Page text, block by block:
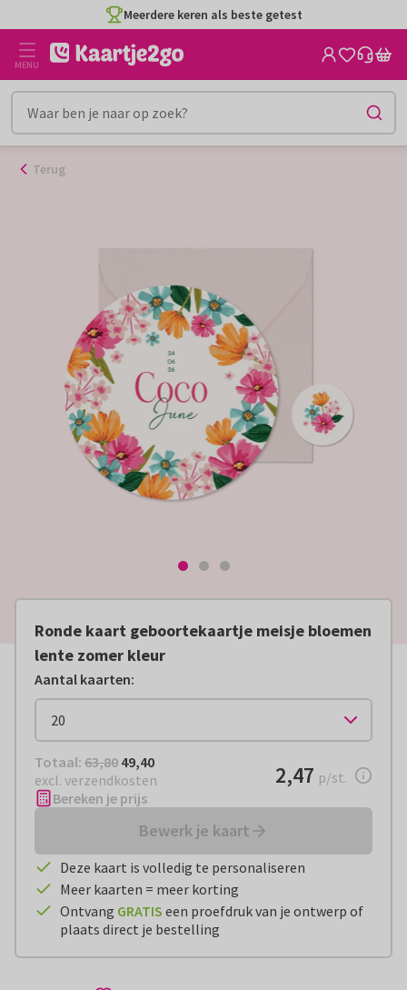
naar
inhoud
Meerdere keren als beste getest
MENU
Terug
Ronde kaart geboortekaartje meisje bloemen
lente zomer kleur
Aantal kaarten:
Totaal: € 49,40
Totaal: 63,80 49,40
excl. verzendkosten
€ 2,47per stuk
2,47 p/st.
Bereken je prijs
Bewerk je kaart
Deze kaart is volledig te personaliseren
Meer kaarten = meer korting
Ontvang GRATIS een proefdruk van je ontwerp of
plaats direct je bestelling